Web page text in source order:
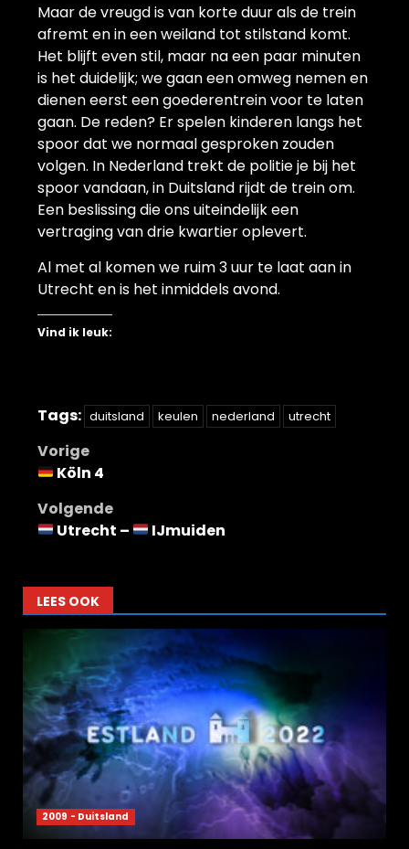
Maar de vreugd is van korte duur als de trein
afremt en in een weiland tot stilstand komt.
Het blijft even stil, maar na een paar minuten
is het duidelijk; we gaan een omweg nemen en
dienen eerst een goederentrein voor te laten
gaan. De reden? Er spelen kinderen langs het
spoor dat we normaal gesproken zouden
volgen. In Nederland trekt de politie je bij het
spoor vandaan, in Duitsland rijdt de trein om.
Een beslissing die ons uiteindelijk een
vertraging van drie kwartier oplevert.
Al met al komen we ruim 3 uur te laat aan in
Utrecht en is het inmiddels avond.
Vind ik leuk:
Tags: duitsland keulen nederland utrecht
Bericht
navigatie
Vorige
Köln 4
Volgende
Utrecht –
IJmuiden
LEES OOK
2009 - Duitsland